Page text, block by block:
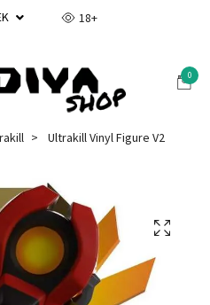
18+
0
Ultrakill Vinyl Figure V2